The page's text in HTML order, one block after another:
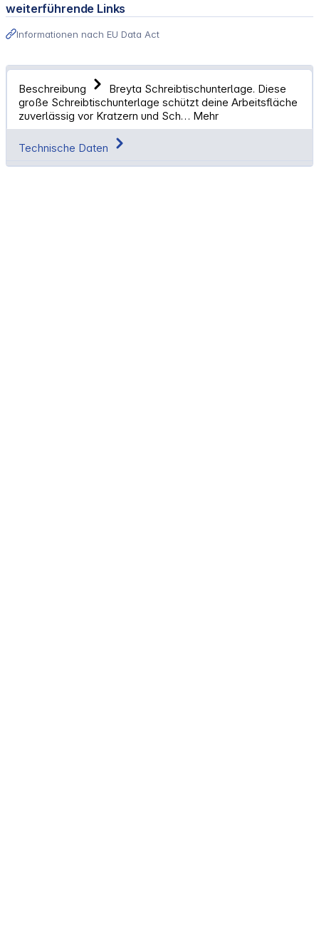
weiterführende Links
Informationen nach EU Data Act
Beschreibung
Breyta Schreibtischunterlage. Diese
große Schreibtischunterlage schützt deine Arbeitsfläche
zuverlässig vor Kratzern und Sch… Mehr
Technische Daten